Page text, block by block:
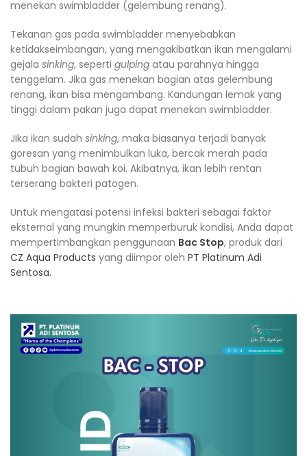
menekan swimbladder (gelembung renang).
Tekanan gas pada swimbladder menyebabkan
ketidakseimbangan, yang mengakibatkan ikan mengalami
gejala sinking, seperti gulping atau parahnya hingga
tenggelam. Jika gas menekan bagian atas gelembung
renang, ikan bisa mengambang. Kandungan lemak yang
tinggi dalam pakan juga dapat menekan swimbladder.
Jika ikan sudah sinking, maka biasanya terjadi banyak
goresan yang menimbulkan luka, bercak merah pada
tubuh bagian bawah koi. Akibatnya, ikan lebih rentan
terserang bakteri patogen.
Untuk mengatasi potensi infeksi bakteri sebagai faktor
eksternal yang mungkin memperburuk kondisi, Anda dapat
mempertimbangkan penggunaan Bac Stop, produk dari
CZ Aqua Products yang diimpor oleh PT Platinum Adi
Sentosa.